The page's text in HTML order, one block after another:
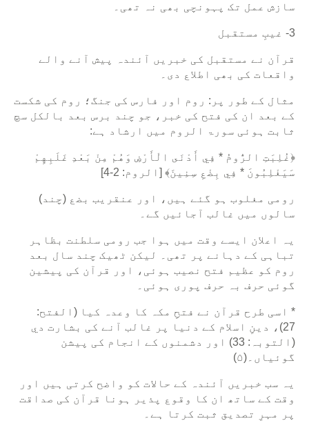
سازش عمل تک پہونچی بھی نہ تھی۔
3- غیبِ مستقبل
قرآن نے مستقبل کی خبریں آئندہ پیش آنے والے
واقعات کی بھی اطلاع دی۔
مثال کے طور پر: روم اور فارس کی جنگ؛ روم کی شکست
کے بعد ان کی فتح کی خبر، جو چند برس بعد بالکل سچ
ثابت ہوئی سورۃ الروم میں ارشاد ہے:
﴿غُلِبَتِ الرُّومُ * فِي أَدْنَى الْأَرْضِ وَهُمْ مِنْ بَعْدِ غَلَبِهِمْ
سَيَغْلِبُونَ * فِي بِضْعِ سِنِينَ﴾ [الروم: 2-4]
رومی مغلوب ہو گئے ہیں، اور عنقریب بضع (چند)
سالوں میں غالب آجائیں گے۔
یہ اعلان ایسے وقت میں ہوا جب رومی سلطنت بظاہر
تباہی کے دہانے پر تھی۔ لیکن ٹھیک چند سال بعد
روم کو عظیم فتح نصیب ہوئی، اور قرآن کی پیشین
گوئی حرف بہ حرف پوری ہوئی۔
* اسی طرح قرآن نے فتحِ مکہ کا وعدہ کيا (الفتح:
27)، دینِ اسلام کے دنیا پر غالب آنے کی بشارت دي
(التوبہ: 33) اور دشمنوں کے انجام کی پیشن
گوئیاں۔(۵)
یہ سب خبریں آئندہ کے حالات کو واضح کرتی ہیں اور
وقت کے ساتھ ان کا وقوع پذیر ہونا قرآن کی صداقت
پر مہرِ تصدیق ثبت کرتا ہے۔